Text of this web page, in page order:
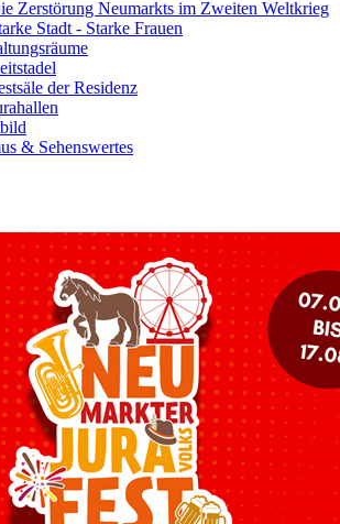
Zerstörung Neumarkts im Zweiten Weltkrieg
Stadt - Starke Frauen
der Residenz
& Sehenswertes